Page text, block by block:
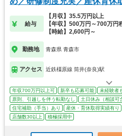
給与
【月収】35.5万円以上
【年収】500万円～700万円
【時給】2,600円～
勤務地 青森県 青森市
アクセス 近鉄橿原線 筒井(奈良)駅
年収700万円以上可 新卒も応募可能
未経験者
原則、引越しを伴う転勤なし
土日休み（相談可
住宅補助（手当）あり
産休・育休取得実績有り
店舗数30以上
積極採用中